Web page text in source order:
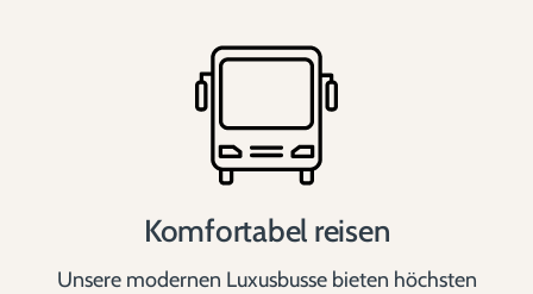
Komfortabel reisen
Unsere modernen Luxusbusse bieten höchsten